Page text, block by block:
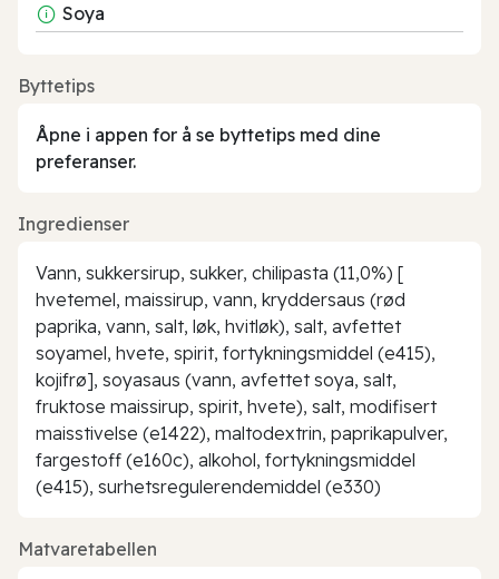
Soya
Byttetips
Åpne i appen for å se byttetips med dine
preferanser.
Ingredienser
Vann, sukkersirup, sukker, chilipasta (11,0%) [
hvetemel, maissirup, vann, kryddersaus (rød
paprika, vann, salt, løk, hvitløk), salt, avfettet
soyamel, hvete, spirit, fortykningsmiddel (e415),
kojifrø], soyasaus (vann, avfettet soya, salt,
fruktose maissirup, spirit, hvete), salt, modifisert
maisstivelse (e1422), maltodextrin, paprikapulver,
fargestoff (e160c), alkohol, fortykningsmiddel
(e415), surhetsregulerendemiddel (e330)
Matvaretabellen